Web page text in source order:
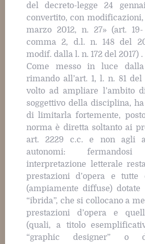
del decreto-legge 24
convertito, con modificazioni,
marzo 2012, n. 27» (art. 19-
comma 2, d.l. n. 148 del
modif. dalla l. n. 172 del 2017) .
Come messo in luce
rimando all’art. 1, l. n. 81 del
volto ad ampliare l’ambito
soggettivo della disciplina,
di limitarla fortemente,
norma è diretta soltanto ai
art. 2229 c.c. e non agli
autonomi:
interpretazione letterale
prestazioni d’opera e tutte
(ampiamente diffuse)
“ibrida”, che si collocano a
prestazioni d’opera e
(quali, a titolo
“graphic designer” o